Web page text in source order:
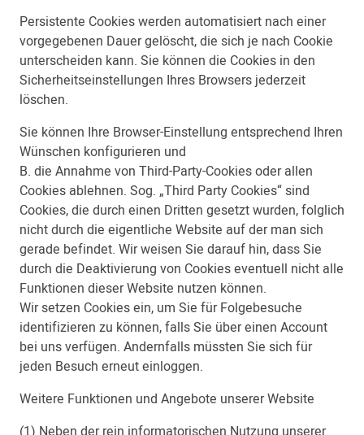
Persistente Cookies werden automatisiert nach einer
vorgegebenen Dauer gelöscht, die sich je nach Cookie
unterscheiden kann. Sie können die Cookies in den
Sicherheitseinstellungen Ihres Browsers jederzeit
löschen.
Sie können Ihre Browser-Einstellung entsprechend Ihren
Wünschen konfigurieren und
B. die Annahme von Third-Party-Cookies oder allen
Cookies ablehnen. Sog. „Third Party Cookies“ sind
Cookies, die durch einen Dritten gesetzt wurden, folglich
nicht durch die eigentliche Website auf der man sich
gerade befindet. Wir weisen Sie darauf hin, dass Sie
durch die Deaktivierung von Cookies eventuell nicht alle
Funktionen dieser Website nutzen können.
Wir setzen Cookies ein, um Sie für Folgebesuche
identifizieren zu können, falls Sie über einen Account
bei uns verfügen. Andernfalls müssten Sie sich für
jeden Besuch erneut einloggen.
Weitere Funktionen und Angebote unserer Website